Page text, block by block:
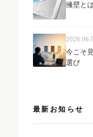
擁壁と
今こそ
選び
最新お知らせ